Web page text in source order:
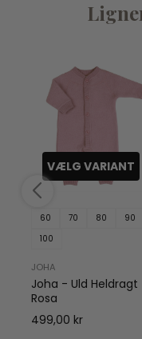
VÆLG VARIANT
60 70 80
90
100
JOHA
Joha - Uld Heldragt
Rosa
499,00 kr